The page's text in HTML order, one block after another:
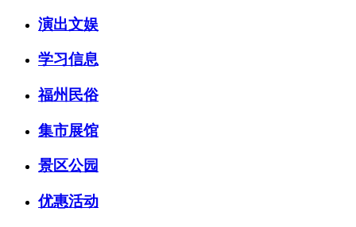
演出文娱
学习信息
福州民俗
集市展馆
景区公园
优惠活动